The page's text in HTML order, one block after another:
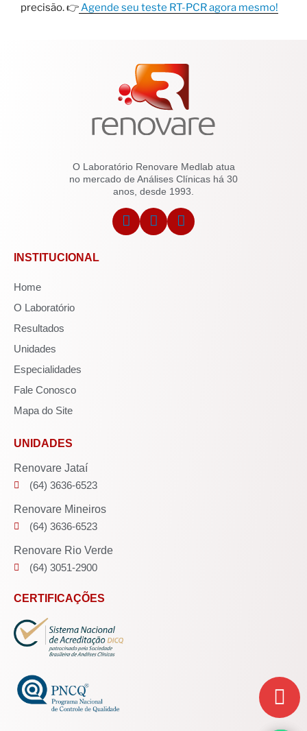
precisão. 👉Agende seu teste RT-PCR agora mesmo!
O Laboratório Renovare Medlab atua
no mercado de Análises Clínicas há 30
anos, desde 1993.
INSTITUCIONAL
Home
O Laboratório
Resultados
Unidades
Especialidades
Fale Conosco
Mapa do Site
UNIDADES
Renovare Jataí
(64) 3636-6523
Renovare Mineiros
(64) 3636-6523
Renovare Rio Verde
(64) 3051-2900
CERTIFICAÇÕES